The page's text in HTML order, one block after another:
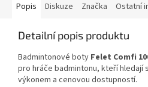
Popis Diskuze Značka Ostatní
Detailní popis produktu
Badmintonové boty Felet Comfi
pro hráče badmintonu, kteří hledají
výkonem a cenovou dostupností.